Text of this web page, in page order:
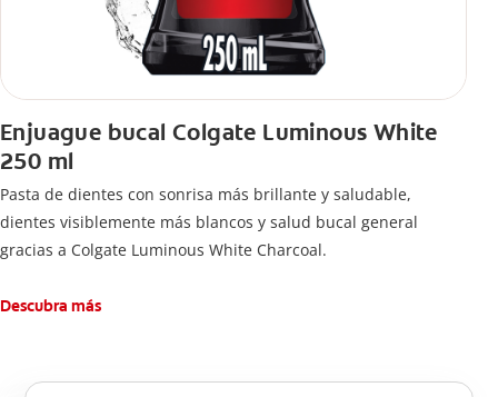
Enjuague bucal Colgate Luminous White
250 ml
Pasta de dientes con sonrisa más brillante y saludable,
dientes visiblemente más blancos y salud bucal general
gracias a Colgate Luminous White Charcoal.
Descubra más